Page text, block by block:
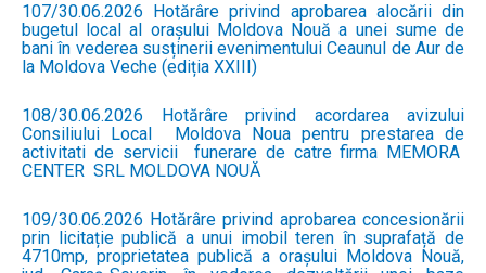
107/30.06.2026 Hotărâre privind aprobarea alocării din
bugetul local al orașului Moldova Nouă a unei sume de
bani în vederea susținerii evenimentului Ceaunul de Aur de
la Moldova Veche (ediția XXIII)
108/30.06.2026 Hotărâre privind acordarea avizului
Consiliului Local Moldova Noua pentru prestarea de
activitati de servicii funerare de catre firma MEMORA
CENTER SRL MOLDOVA NOUĂ
109/30.06.2026 Hotărâre privind aprobarea concesionării
prin licitație publică a unui imobil teren în suprafață de
4710mp, proprietatea publică a orașului Moldova Nouă,